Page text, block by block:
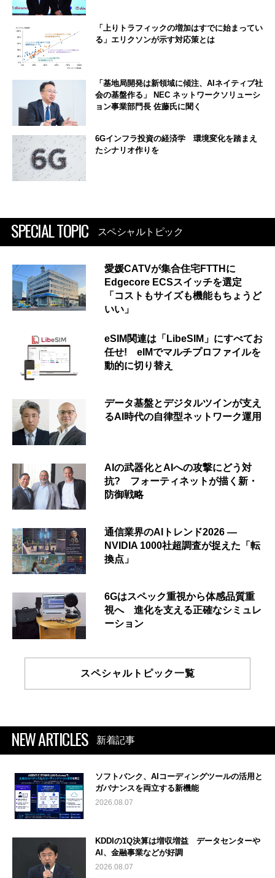
「上りトラフィックの増加はすでに始まってい
る」エリクソンが示す対応策とは
「基地局開発は新領域に傾注、AIネイティブ社
会の基盤作る」 NEC ネットワークソリューシ
ョン事業部門長 佐藤氏に聞く
6Gインフラ投資の経済学 環境変化を踏まえ
たシナリオ作りを
SPECIAL TOPIC スペシャルトピック
愛媛CATVが集合住宅FTTHに
Edgecore ECSスイッチを選定
「コストもサイズも機能もちょうど
いい」
eSIM関連は「LibeSIM」にすべてお
任せ! eIMでマルチプロファイルを
動的に切り替え
データ基盤とデジタルツインが支え
るAI時代の自律型ネットワーク運用
AIの武器化とAIへの攻撃にどう対
抗? フォーティネットが描く新・
防御戦略
通信業界のAIトレンド2026 ―
NVIDIA 1000社超調査が捉えた「転
換点」
6Gはスペック重視から体感品質重
視へ 進化を支える正確なシミュレ
ーション
スペシャルトピック一覧
NEW ARTICLES 新着記事
ソフトバンク、AIコーディングツールの活用と
ガバナンスを両立する新機能
2026.08.07
KDDIの1Q決算は増収増益 データセンターや
AI、金融事業などが好調
2026.08.07